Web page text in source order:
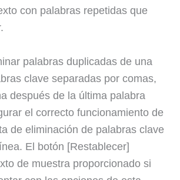
con palabras repetidas que
palabras duplicadas de una
clave separadas por comas,
después de la última palabra
el correcto funcionamiento de
de eliminación de palabras clave
El botón [Restablecer]
de muestra proporcionado si